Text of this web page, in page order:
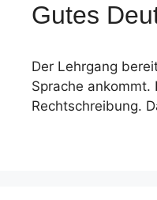
Gutes
Der Lehrgang
Sprache
Rechtschreibung.